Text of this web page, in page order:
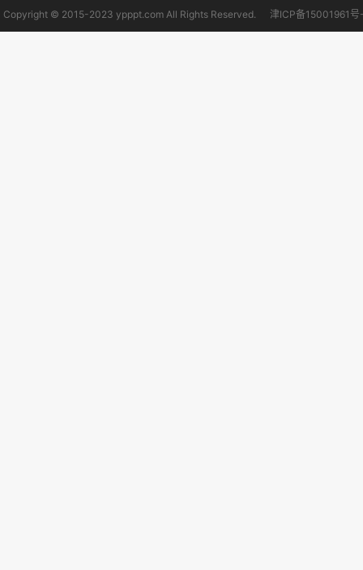
Copyright © 2015-2023 ypppt.com All Rights Reserved. 津ICP备15001961号